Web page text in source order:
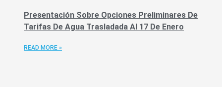
Presentación Sobre Opciones Preliminares De
Tarifas De Agua Trasladada Al 17 De Enero
READ MORE »